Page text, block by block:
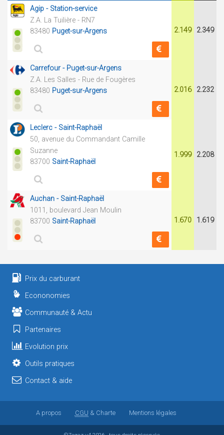
Agip - Station-service
Z.A. La Tuilière - RN7
83480 Puget-sur-Argens 2.149 2.349
Carrefour - Puget-sur-Argens
Z.A. Les Salles - Rue de Fougères
83480 Puget-sur-Argens 2.016 2.232
Leclerc - Saint-Raphaël
50, avenue du Commandant Camille
Suzanne
83700 Saint-Raphaël
1.999 2.208
Auchan - Saint-Raphaël
1011, boulevard Jean Moulin
83700 Saint-Raphaël 1.670 1.619
Prix du carburant
Econonomies
Communauté & Actu
Partenaires
Evolution prix
Outils pratiques
Contact & aide
A propos CGU & Charte Mentions légales